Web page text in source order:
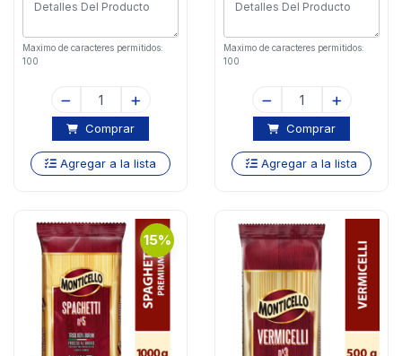
Maximo de caracteres permitidos:
100
Comprar
Agregar a la lista
Maximo de caracteres permitidos:
100
Comprar
Agregar a la lista
15%